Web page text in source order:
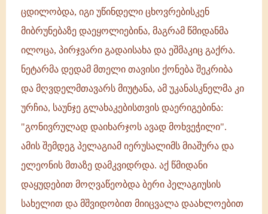
ცდილობდა, იგი უწინდელი ცხოვრებისკენ
მიბრუნებაზე დაეყოლიებინა, მაგრამ წმიდანმა
ილოცა, პირჯვარი გადაისახა და ეშმაკიც გაქრა.
ნეტარმა დედამ მთელი თავისი ქონება შეკრიბა
და მღვდელმთავარს მიუტანა, ამ უკანასკნელმა კი
ურჩია, საუნჯე გლახაკებისთვის დაერიგებინა:
"გონივრულად დაიხარჯოს ავად მოხვეჭილი".
ამის შემდეგ პელაგიამ იერუსალიმს მიაშურა და
ელეონის მთაზე დამკვიდრდა. აქ წმიდანი
დაყუდებით მოღვაწეობდა ბერი პელაგიუსის
სახელით და მშვიდობით მიიცვალა დაახლოებით